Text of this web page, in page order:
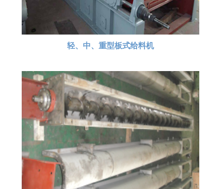
轻、中、重型板式给料机